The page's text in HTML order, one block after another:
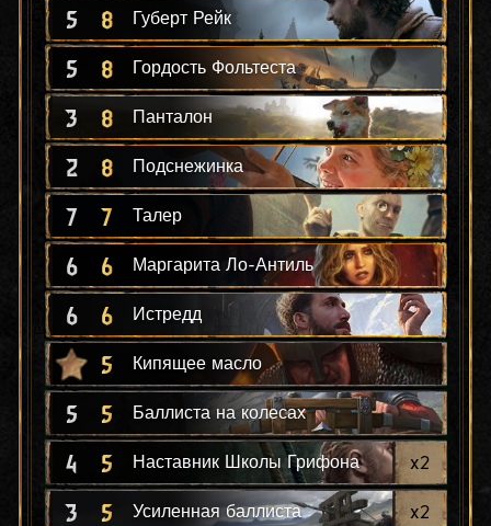
5 8 Губерт Рейк
5 8 Гордость Фольтеста
3 8 Панталон
2 8 Подснежинка
7 7 Талер
6 6 Маргарита Ло-Антиль
6 6 Истредд
5 Кипящее масло
5 5 Баллиста на колесах
4 5 Наставник Школы Грифона x2
3 5 Усиленная баллиста x2